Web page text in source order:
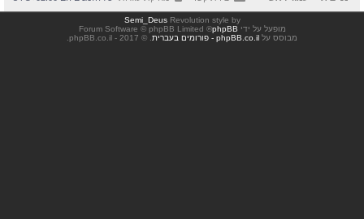
Revolution style by
Semi_Deus
מופעל על ידי phpBB
® Forum Software © phpBB Limited
מבוסס על phpBB.co.il - פורומים בעברית . © 2017 - phpBB.co.il.